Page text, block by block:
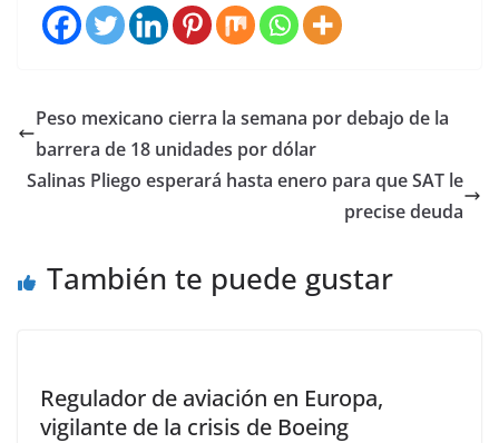
Peso mexicano cierra la semana por debajo de la
barrera de 18 unidades por dólar
Salinas Pliego esperará hasta enero para que SAT le
precise deuda
También te puede gustar
Regulador de aviación en Europa,
vigilante de la crisis de Boeing